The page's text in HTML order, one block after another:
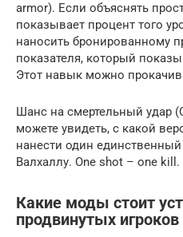
armor). Если объяснять
показывает процент того
наносить бронированному
показателя, который
Этот навык можно
Шанс на смертельный удар
можете увидеть, с какой
нанести один единственный
Валхаллу. One shot – one kill.
Какие моды стоит
продвинутых игроков